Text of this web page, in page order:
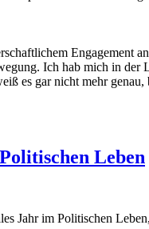
Engagement
Ich hab mich in der
es gar nicht mehr
Leben
Jahr im Politischen